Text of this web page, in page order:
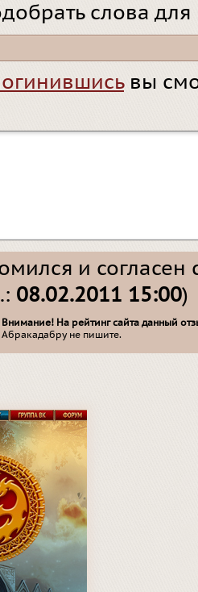
слова
вы
и согласен
08.02.2011 15:00)
Внимание! На рейтинг сайта данный
Абракадабру не пишите.